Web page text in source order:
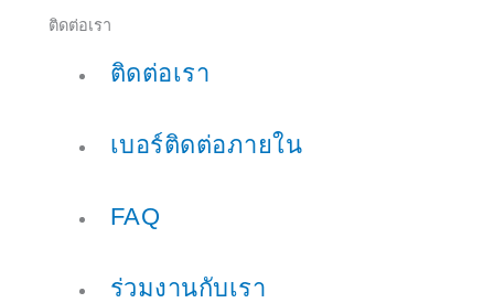
ติดต่อเรา
ติดต่อเรา
เบอร์ติดต่อภายใน
FAQ
ร่วมงานกับเรา